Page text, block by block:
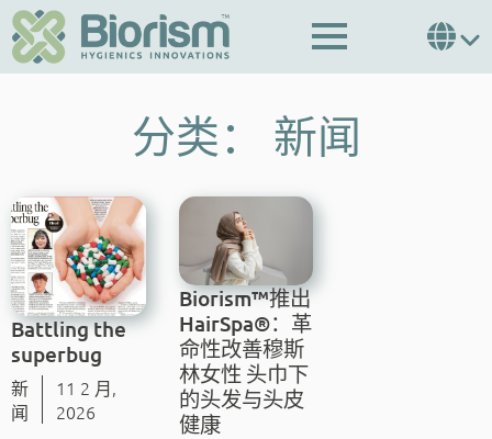
分类： 新闻
Bat­tling the
super­bug
新
闻
11 2 月,
2026
Biorism™推出
HairSpa®：革
命性改善穆斯
林女性 头巾下
的头发与头皮
健康